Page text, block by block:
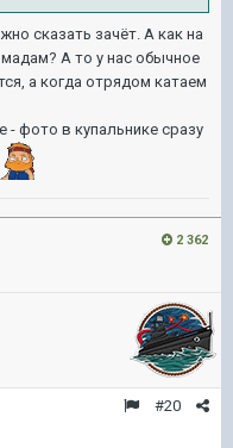
сказать зачёт. А как на
А то у нас обычное
а когда отрядом катаем
- фото в купальнике сразу
2 362
#20